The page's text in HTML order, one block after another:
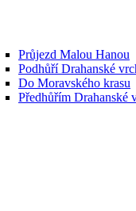
Průjezd Malou Hanou
Podhůří Drahanské
Do Moravského krasu
Předhůřím Drahanské